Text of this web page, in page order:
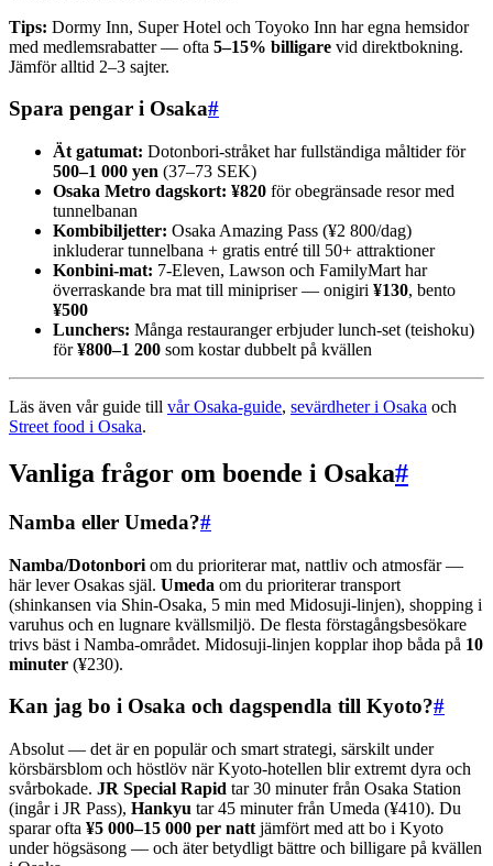
Tips: Dormy Inn, Super Hotel och Toyoko Inn har egna hemsidor
med medlemsrabatter — ofta 5–15% billigare vid direktbokning.
Jämför alltid 2–3 sajter.
Spara pengar i Osaka#
Ät gatumat: Dotonbori-stråket har fullständiga måltider för
500–1 000 yen (37–73 SEK)
Osaka Metro dagskort: ¥820 för obegränsade resor med
tunnelbanan
Kombibiljetter: Osaka Amazing Pass (¥2 800/dag)
inkluderar tunnelbana + gratis entré till 50+ attraktioner
Konbini-mat: 7-Eleven, Lawson och FamilyMart har
överraskande bra mat till minipriser — onigiri ¥130, bento
¥500
Lunchers: Många restauranger erbjuder lunch-set (teishoku)
för¥800–1 200 som kostar dubbelt på kvällen
Läs även vår guide till vår Osaka-guide, sevärdheter i Osaka och
Street food i Osaka.
Vanliga frågor om boende i Osaka#
Namba eller Umeda?#
Namba/Dotonbori om du prioriterar mat, nattliv och atmosfär —
här lever Osakas själ. Umeda om du prioriterar transport
(shinkansen via Shin-Osaka, 5 min med Midosuji-linjen), shopping i
varuhus och en lugnare kvällsmiljö. De flesta förstagångsbesökare
trivs bäst i Namba-området. Midosuji-linjen kopplar ihop båda på 10
minuter (¥230).
Kan jag bo i Osaka och dagspendla till Kyoto?#
Absolut — det är en populär och smart strategi, särskilt under
körsbärsblom och höstlöv när Kyoto-hotellen blir extremt dyra och
svårbokade. JR Special Rapid tar 30 minuter från Osaka Station
(ingår i JR Pass), Hankyu tar 45 minuter från Umeda (¥410). Du
sparar ofta ¥5 000–15 000 per natt jämfört med att bo i Kyoto
under högsäsong — och äter betydligt bättre och billigare på kvällen